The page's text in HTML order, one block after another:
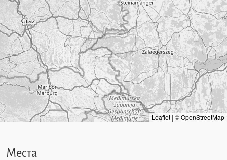
Leaflet | ©OpenStreetMap
Места